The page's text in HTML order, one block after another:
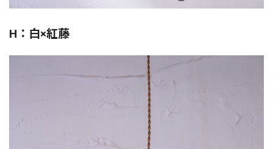
H：白×紅藤